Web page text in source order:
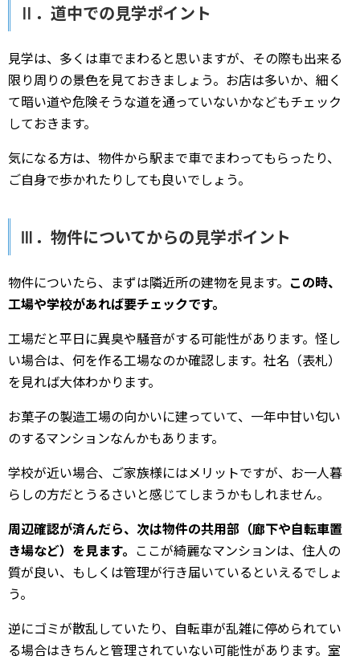
Ⅱ．道中での見学ポイント
見学は、多くは車でまわると思いますが、その際も出来る
限り周りの景色を見ておきましょう。お店は多いか、細く
て暗い道や危険そうな道を通っていないかなどもチェック
しておきます。
気になる方は、物件から駅まで車でまわってもらったり、
ご自身で歩かれたりしても良いでしょう。
Ⅲ．物件についてからの見学ポイント
物件についたら、まずは隣近所の建物を見ます。 この時、
工場や学校があれば要チェックです。
工場だと平日に異臭や騒音がする可能性があります。怪し
い場合は、何を作る工場なのか確認します。社名（表札）
を見れば大体わかります。
お菓子の製造工場の向かいに建っていて、一年中甘い匂い
のするマンションなんかもあります。
学校が近い場合、ご家族様にはメリットですが、お一人暮
らしの方だとうるさいと感じてしまうかもしれません。
周辺確認が済んだら、次は物件の共用部（廊下や自転車置
き場など）を見ます。 ここが綺麗なマンションは、住人の
質が良い、もしくは管理が行き届いているといえるでしょ
う。
逆にゴミが散乱していたり、自転車が乱雑に停められてい
る場合はきちんと管理されていない可能性があります。室